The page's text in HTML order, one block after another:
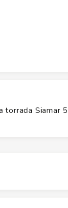
torrada Siamar